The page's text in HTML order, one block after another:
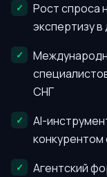
Рост спроса
экспертизу
СНГ
AI-
Агентский